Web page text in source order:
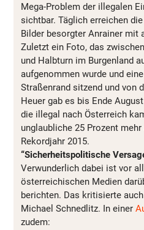
Mega-Problem der illegalen
sichtbar. Täglich erreichen die
Bilder besorgter Anrainer mit
Zuletzt ein Foto, das
und Halbturn im Burgenland
aufgenommen wurde und
Straßenrand sitzend und von
Heuer gab es bis Ende
die illegal nach Österreich
unglaubliche 25 Prozent
Rekordjahr 2015.
“Sicherheitspolitische
Verwunderlich dabei ist vor
österreichischen Medien
berichten. Das kritisierte
Michael Schnedlitz. In einer
zudem: